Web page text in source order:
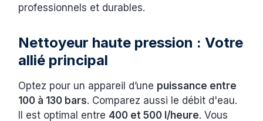
professionnels et durables.
Nettoyeur haute pression : Votre
allié principal
Optez pour un appareil d’une puissance entre
100 à 130 bars. Comparez aussi le débit d'eau.
Il est optimal entre 400 et 500 l/heure. Vous